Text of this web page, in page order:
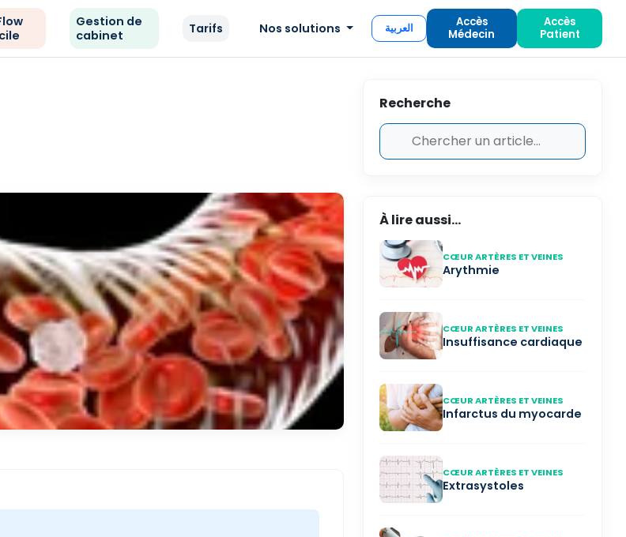
Gestion de
cabinet
Tarifs Nos solutions العربية
Accès
Médecin
Accès
Patient
Recherche
À lire aussi...
CŒUR ARTÈRES ET VEINES
Arythmie
CŒUR ARTÈRES ET VEINES
Insuffisance cardiaque
CŒUR ARTÈRES ET VEINES
Infarctus du myocarde
CŒUR ARTÈRES ET VEINES
Extrasystoles